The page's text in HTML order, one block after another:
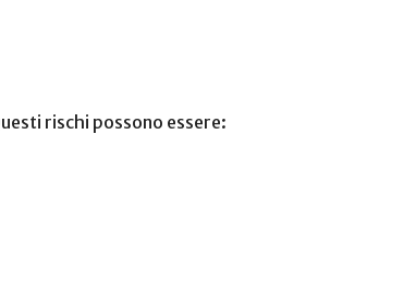
rischi possono essere: